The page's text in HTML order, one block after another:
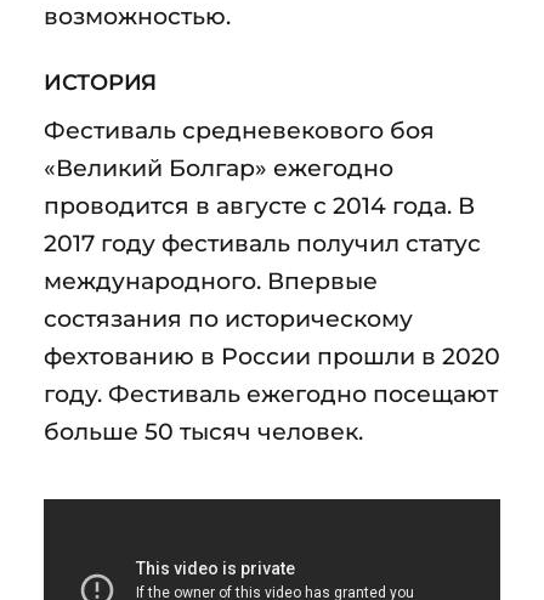
возможностью.
ИСТОРИЯ
Фестиваль средневекового боя
«Великий Болгар» ежегодно
проводится в августе с 2014 года. В
2017 году фестиваль получил статус
международного. Впервые
состязания по историческому
фехтованию в России прошли в 2020
году. Фестиваль ежегодно посещают
больше 50 тысяч человек.